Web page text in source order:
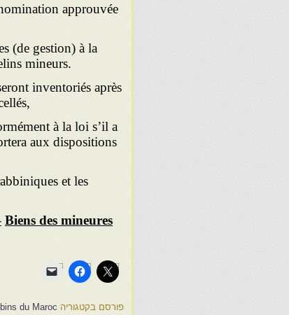
approuvée
(de gestion) à la
mineurs.
inventoriés après
à la loi s’il a
aux dispositions
et les
Biens des mineures
פורסם בקטגוריה du Maroc